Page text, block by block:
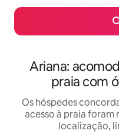
Ariana:
praia com
Os hóspedes
acesso à praia foram
localização,